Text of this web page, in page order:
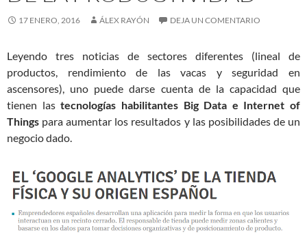
17 ENERO, 2016 ÁLEX RAYÓN DEJA UN COMENTARIO
Leyendo tres noticias de sectores diferentes (lineal de
productos, rendimiento de las vacas y seguridad en
ascensores), uno puede darse cuenta de la capacidad que
tienen lastecnologías habilitantes Big Data e Internet of
Things para aumentar los resultados y las posibilidades de un
negocio dado.